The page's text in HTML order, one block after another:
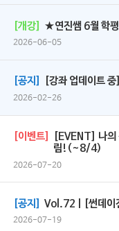
[개강] ★연진쌤 6월 학
2026-06-05
[공지] [강좌 업데이트
2026-02-26
[이벤트]
[EVENT] 나의
림!(~8/4)
2026-07-20
[공지] Vol.72 | [썬데이
2026-07-19